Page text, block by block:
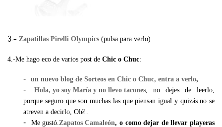
3.- Zapatillas Pirelli Olympics (pulsa para verlo)
4.-Me hago eco de varios post de Chic o Chuc:
un nuevo blog de Sorteos en Chic o Chuc, entra a verlo,
Hola, yo soy María y no llevo tacones , no dejes de leerlo,
porque seguro que son muchas las que piensan igual y quizás no se
atreven a decirlo, Olé!.
Me gustó. Zapatos Camaleón, o como dejar de llevar playeras